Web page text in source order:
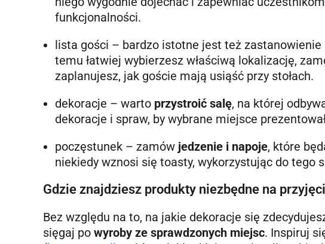
funkcjonalności.
lista gości – bardzo istotne jest też zastanowienie
temu łatwiej wybierzesz właściwą lokalizację,
zaplanujesz, jak goście mają usiąść przy stołach.
dekoracje – warto przystroić salę, na której
dekoracje i spraw, by wybrane miejsce
poczęstunek – zamów jedzenie i napoje, które
niekiedy wznosi się toasty, wykorzystując do tego
Gdzie znajdziesz produkty niezbędne na
Bez względu na to, na jakie dekoracje się
sięgaj po wyroby ze sprawdzonych miejsc. Inspiruj